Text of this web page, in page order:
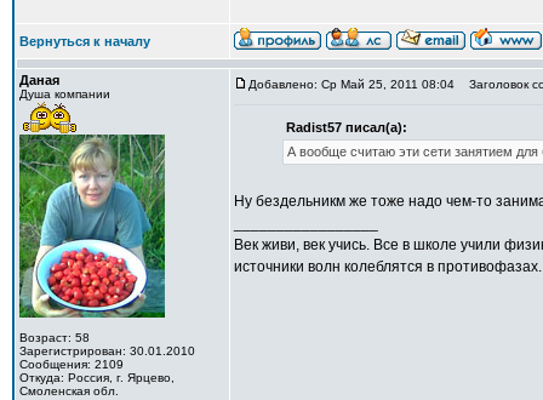
Вернуться к началу
Даная
Душа компании
Возраст: 58
Зарегистрирован: 30.01.2010
Сообщения: 2109
Откуда: Россия, г. Ярцево,
Смоленская обл.
Добавлено: Ср Май 25, 2011 08:04 Заголовок
Radist57 писал(а):
А вообще считаю эти сети занятием для
Ну бездельникм же тоже надо чем-то
Век живи, век учись. Все в школе учили
источники волн колеблятся в противофазах.